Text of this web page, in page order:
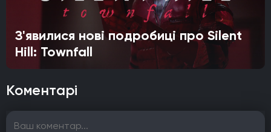
З'явилися нові подробиці про Silent
Hill: Townfall
Коментарі